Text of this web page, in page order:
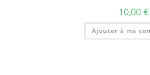
10,00€
Ajouter à ma